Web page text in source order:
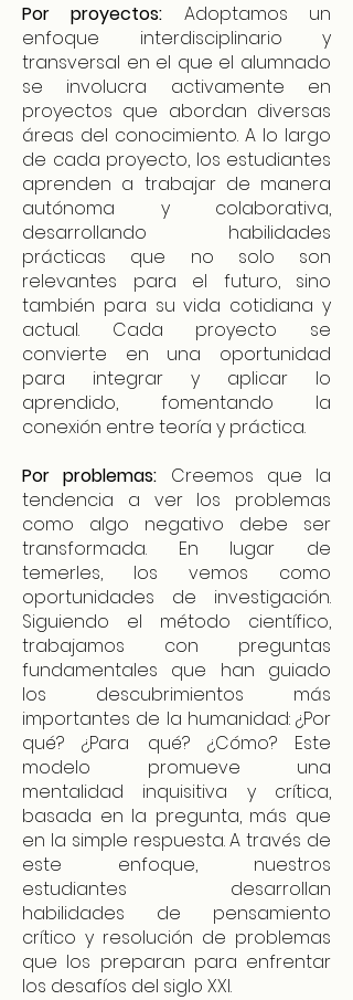
Por proyectos: Adoptamos un
enfoque interdisciplinario y
transversal en el que el alumnado
se involucra activamente en
proyectos que abordan diversas
áreas del conocimiento. A lo largo
de cada proyecto, los estudiantes
aprenden a trabajar de manera
autónoma y colaborativa,
desarrollando habilidades
prácticas que no solo son
relevantes para el futuro, sino
también para su vida cotidiana y
actual. Cada proyecto se
convierte en una oportunidad
para integrar y aplicar lo
aprendido, fomentando la
conexión entre teoría y práctica.
Por problemas: Creemos que la
tendencia a ver los problemas
como algo negativo debe ser
transformada. En lugar de
temerles, los vemos como
oportunidades de investigación.
Siguiendo el método científico,
trabajamos con preguntas
fundamentales que han guiado
los descubrimientos más
importantes de la humanidad: ¿Por
qué? ¿Para qué? ¿Cómo? Este
modelo promueve una
mentalidad inquisitiva y crítica,
basada en la pregunta, más que
en la simple respuesta. A través de
este enfoque, nuestros
estudiantes desarrollan
habilidades de pensamiento
crítico y resolución de problemas
que los preparan para enfrentar
los desafíos del siglo XXI.